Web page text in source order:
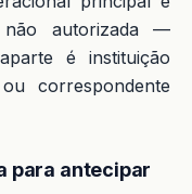
autorizada —
é instituição
correspondente
para antecipar